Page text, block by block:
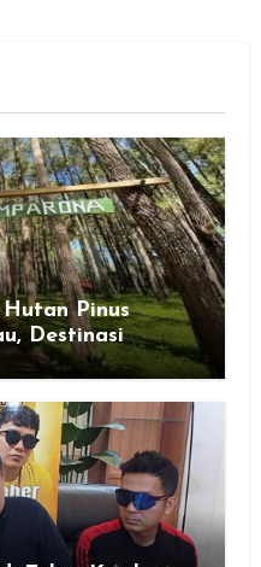
Pinus
Destinasi